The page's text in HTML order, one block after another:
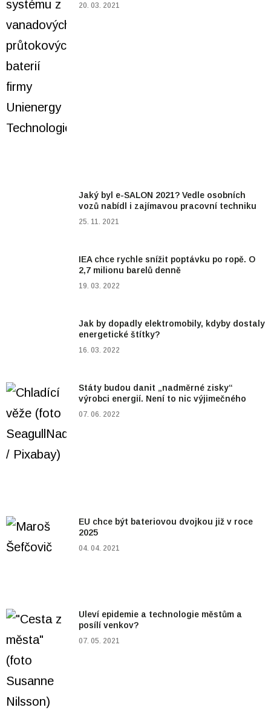
20. 03. 2021
Jaký byl e-SALON 2021? Vedle osobních
vozů nabídl i zajímavou pracovní techniku
25. 11. 2021
IEA chce rychle snížit poptávku po ropě. O
2,7 milionu barelů denně
19. 03. 2022
Jak by dopadly elektromobily, kdyby dostaly
energetické štítky?
16. 03. 2022
Státy budou danit „nadměrné zisky“
výrobci energií. Není to nic výjimečného
07. 06. 2022
EU chce být bateriovou dvojkou již v roce
2025
04. 04. 2021
Uleví epidemie a technologie městům a
posílí venkov?
07. 05. 2021